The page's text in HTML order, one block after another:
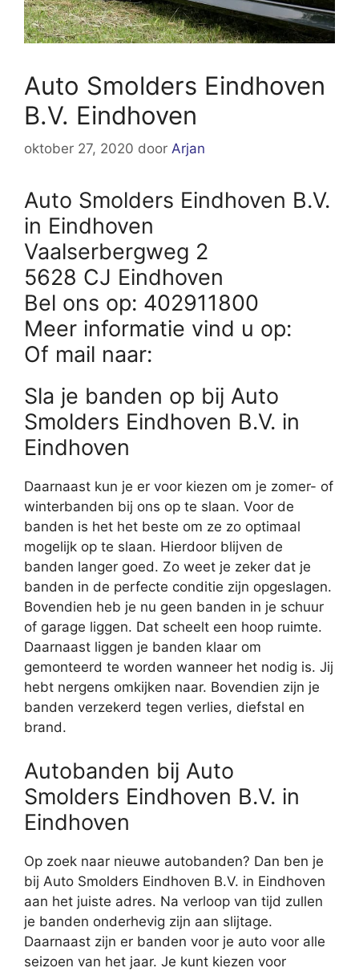
Auto Smolders Eindhoven
B.V. Eindhoven
oktober 27, 2020 door Arjan
Auto Smolders Eindhoven B.V.
in Eindhoven
Vaalserbergweg 2
5628 CJ Eindhoven
Bel ons op: 402911800
Meer informatie vind u op:
Of mail naar:
Sla je banden op bij Auto
Smolders Eindhoven B.V. in
Eindhoven
Daarnaast kun je er voor kiezen om je zomer- of
winterbanden bij ons op te slaan. Voor de
banden is het het beste om ze zo optimaal
mogelijk op te slaan. Hierdoor blijven de
banden langer goed. Zo weet je zeker dat je
banden in de perfecte conditie zijn opgeslagen.
Bovendien heb je nu geen banden in je schuur
of garage liggen. Dat scheelt een hoop ruimte.
Daarnaast liggen je banden klaar om
gemonteerd te worden wanneer het nodig is. Jij
hebt nergens omkijken naar. Bovendien zijn je
banden verzekerd tegen verlies, diefstal en
brand.
Autobanden bij Auto
Smolders Eindhoven B.V. in
Eindhoven
Op zoek naar nieuwe autobanden? Dan ben je
bij Auto Smolders Eindhoven B.V. in Eindhoven
aan het juiste adres. Na verloop van tijd zullen
je banden onderhevig zijn aan slijtage.
Daarnaast zijn er banden voor je auto voor alle
seizoen van het jaar. Je kunt kiezen voor